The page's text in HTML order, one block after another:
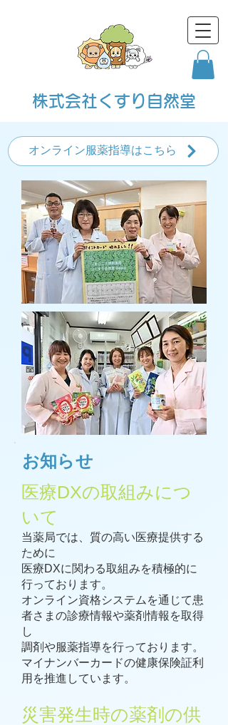
株式会社くすり自然堂
オンライン服薬指導はこちら
​お知らせ
医療DXの取組みにつ
いて
当薬局では、質の高い医療提供する
ために
医療DXに関わる取組みを積極的に
行っております。
オンライン資格システムを通じて患
者さまの診療情報や薬剤情報を取得
し
調剤や服薬指導を行っております。
マイナンバーカードの健康保険証利
用を推進しています。
災害発生時の薬剤の供